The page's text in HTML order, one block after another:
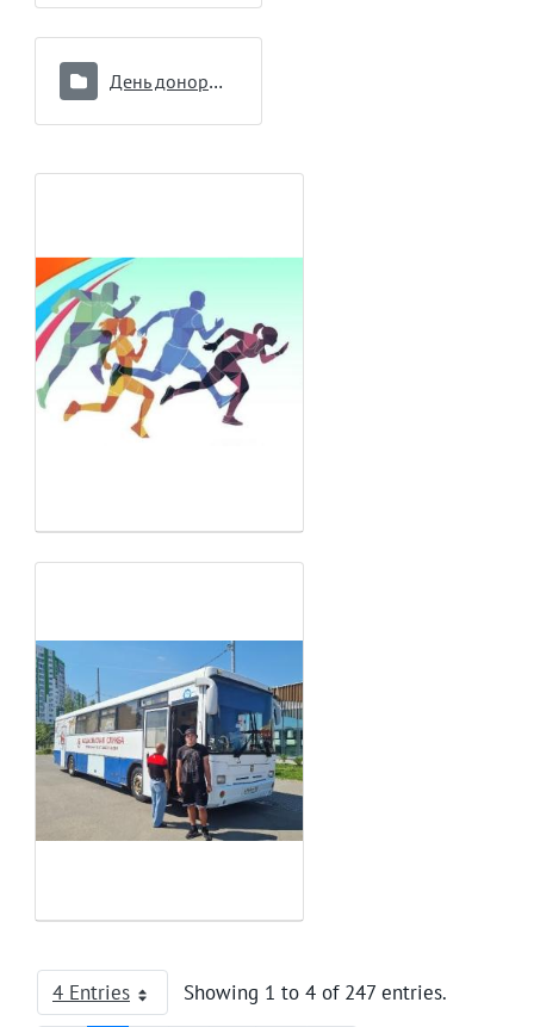
День донора 16.09.2024
4 EntriesPer Page Showing 1 to 4 of 247 entries.